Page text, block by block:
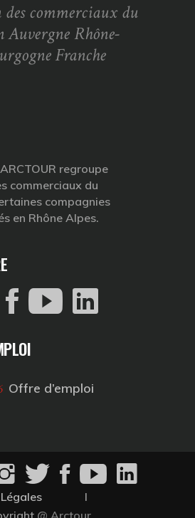
des commerciaux du
Auvergne Rhône-
Franche
regroupe
commerciaux du
compagnies
en Rhône Alpes.
Offre d’emploi
I